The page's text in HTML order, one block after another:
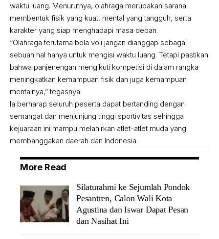
waktu luang. Menurutnya, olahraga merupakan sarana
membentuk fisik yang kuat, mental yang tangguh, serta
karakter yang siap menghadapi masa depan.
“Olahraga terutama bola voli jangan dianggap sebagai
sebuah hal hanya untuk mengisi waktu luang. Tetapi pastikan
bahwa panjenengan mengikuti kompetisi di dalam rangka
meningkatkan kemampuan fisik dan juga kemampuan
mentalnya,” tegasnya.
Ia berharap seluruh peserta dapat bertanding dengan
semangat dan menjunjung tinggi sportivitas sehingga
kejuaraan ini mampu melahirkan atlet-atlet muda yang
membanggakan daerah dan Indonesia.
More Read
Silaturahmi ke Sejumlah Pondok
Pesantren, Calon Wali Kota
Agustina dan Iswar Dapat Pesan
dan Nasihat Ini